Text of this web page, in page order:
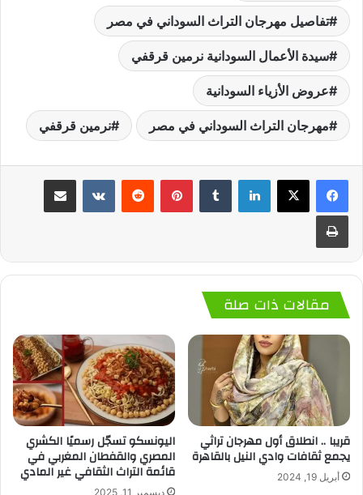
تفاصيل مهرجان التراث السوداني في مصر
سيدة الأعمال السودانية نرمين قرقفي
عروض الأزياء السودانية
مهرجان التراث السوداني في مصر نرمين قرقفي
لينكدإن بينتيريست
مقالات ذات صلة
قريبا .. انطلاق أول مهرجان تراثي
يجمع ثقافات وادي النيل بالقاهرة
أبريل 19, 2024
اليونسكو تسجّل رسميًا الكشري
المصري والقفطان المغربي في
قائمة التراث الثقافي غير المادي
ديسمبر 11, 2025